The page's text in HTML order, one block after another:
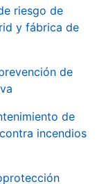
riesgo de
y fábrica de
de
de
incendios